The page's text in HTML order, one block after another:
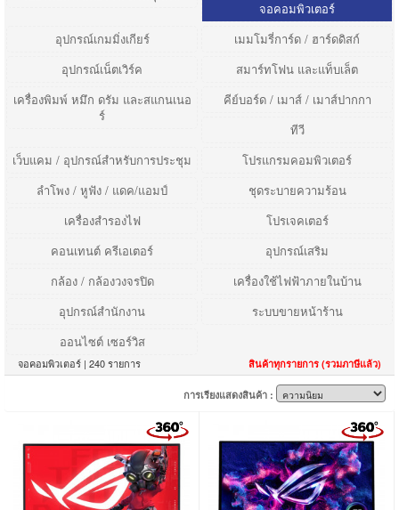
จอคอมพิวเตอร์
อุปกรณ์เกมมิ่งเกียร์
เมมโมรี่การ์ด / ฮาร์ดดิสก์
อุปกรณ์เน็ตเวิร์ค
สมาร์ทโฟน และแท็บเล็ต
เครื่องพิมพ์ หมึก ดรัม และสแกนเนอ
ร์
คีย์บอร์ด / เมาส์ / เมาส์ปากกา
ทีวี
เว็บแคม / อุปกรณ์สำหรับการประชุม
โปรแกรมคอมพิวเตอร์
ลำโพง / หูฟัง / แดค/แอมป์
ชุดระบายความร้อน
เครื่องสำรองไฟ
โปรเจคเตอร์
คอนเทนต์ ครีเอเตอร์
อุปกรณ์เสริม
กล้อง / กล้องวงจรปิด
เครื่องใช้ไฟฟ้าภายในบ้าน
อุปกรณ์สำนักงาน
ระบบขายหน้าร้าน
ออนไซต์ เซอร์วิส
จอคอมพิวเตอร์ | 240 รายการ สินค้าทุกรายการ (รวมภาษีแล้ว)
การเรียงแสดงสินค้า :